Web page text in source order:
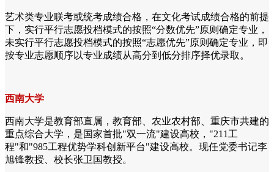
艺术类专业联考或统考成绩合格，在文化考试成绩合格的前提
下，实行平行志愿投档模式的按照“分数优先”原则确定专业，
未实行平行志愿投档模式的按照“志愿优先”原则确定专业，即
按专业志愿顺序以专业成绩从高分到低分排序择优录取。
西南大学
西南大学是教育部直属，教育部、农业农村部、重庆市共建的
重点综合大学，是国家首批"双一流"建设高校，"211工
程"和"985工程优势学科创新平台"建设高校。现任党委书记李
旭锋教授、校长张卫国教授。